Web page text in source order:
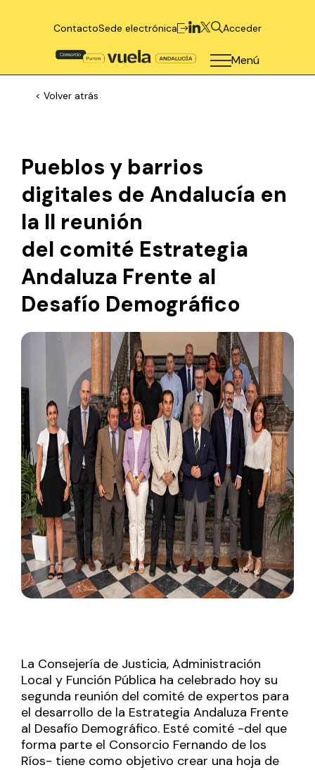
ContactoSede electrónica Acceder
Menú
< Volver atrás
Pueblos y barrios
digitales de Andalucía en
la II reunión
del comité Estrategia
Andaluza Frente al
Desafío Demográfico
La Consejería de Justicia, Administración
Local y Función Pública ha celebrado hoy su
segunda reunión del comité de expertos para
el desarrollo de la Estrategia Andaluza Frente
al Desafío Demográfico. Esté comité -del que
forma parte el Consorcio Fernando de los
Ríos- tiene como objetivo crear una hoja de